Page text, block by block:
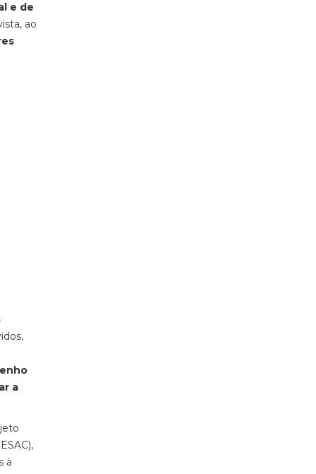
e de
ao
a
à